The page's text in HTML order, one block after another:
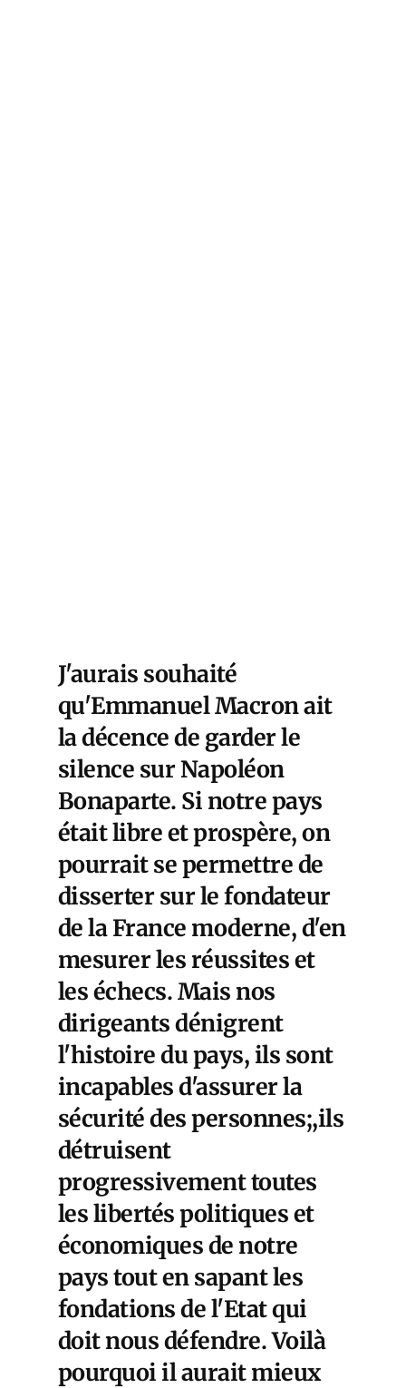
J'aurais souhaité
qu'Emmanuel Macron ait
la décence de garder le
silence sur Napoléon
Bonaparte. Si notre pays
était libre et prospère, on
pourrait se permettre de
disserter sur le fondateur
de la France moderne, d'en
mesurer les réussites et
les échecs. Mais nos
dirigeants dénigrent
l'histoire du pays, ils sont
incapables d'assurer la
sécurité des personnes;,ils
détruisent
progressivement toutes
les libertés politiques et
économiques de notre
pays tout en sapant les
fondations de l'Etat qui
doit nous défendre. Voilà
pourquoi il aurait mieux